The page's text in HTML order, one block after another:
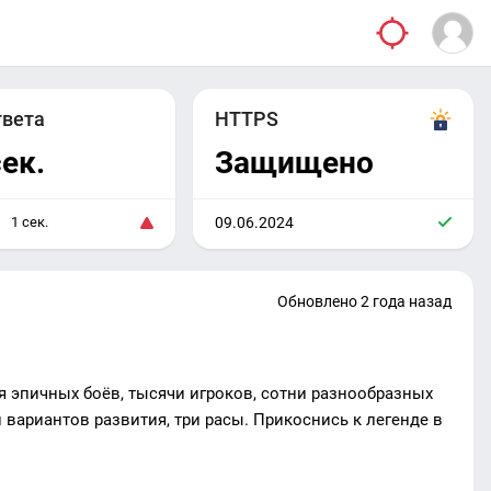
1 сек.
HTTPS
Защищено
09.06.2024
Обновлено 2 года назад
боёв, тысячи игроков, сотни разнообразных
развития, три расы. Прикоснись к легенде в